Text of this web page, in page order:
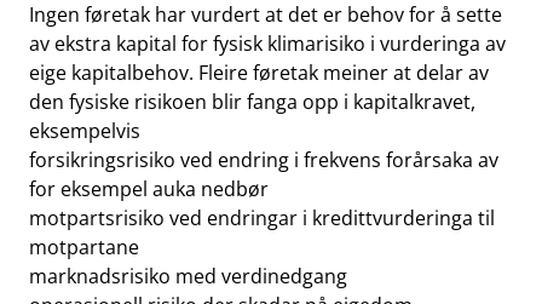
Ingen føretak har vurdert at det er behov for å sette
av ekstra kapital for fysisk klimarisiko i vurderinga av
eige kapitalbehov. Fleire føretak meiner at delar av
den fysiske risikoen blir fanga opp i kapitalkravet,
eksempelvis
forsikringsrisiko ved endring i frekvens forårsaka av
for eksempel auka nedbør
motpartsrisiko ved endringar i kredittvurderinga til
motpartane
marknadsrisiko med verdinedgang